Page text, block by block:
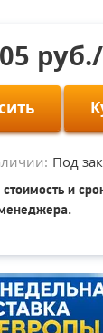
Под
и